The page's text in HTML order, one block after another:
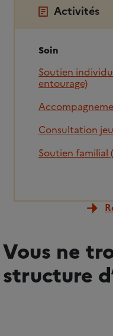
Activités
Soin
Soutien
entourage)
Consultation
Soutien familial
Vous ne
structure